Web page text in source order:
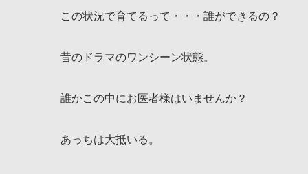
この状況で育てるって・・・誰ができるの？
昔のドラマのワンシーン状態。
誰かこの中にお医者様はいませんか？
あっちは大抵いる。